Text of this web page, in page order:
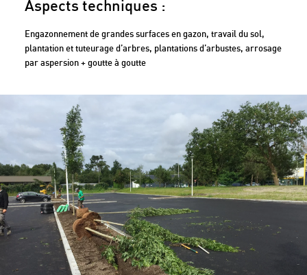
Aspects techniques :
Engazonnement de grandes surfaces en gazon, travail du sol,
plantation et tuteurage d’arbres, plantations d’arbustes, arrosage
par aspersion + goutte à goutte